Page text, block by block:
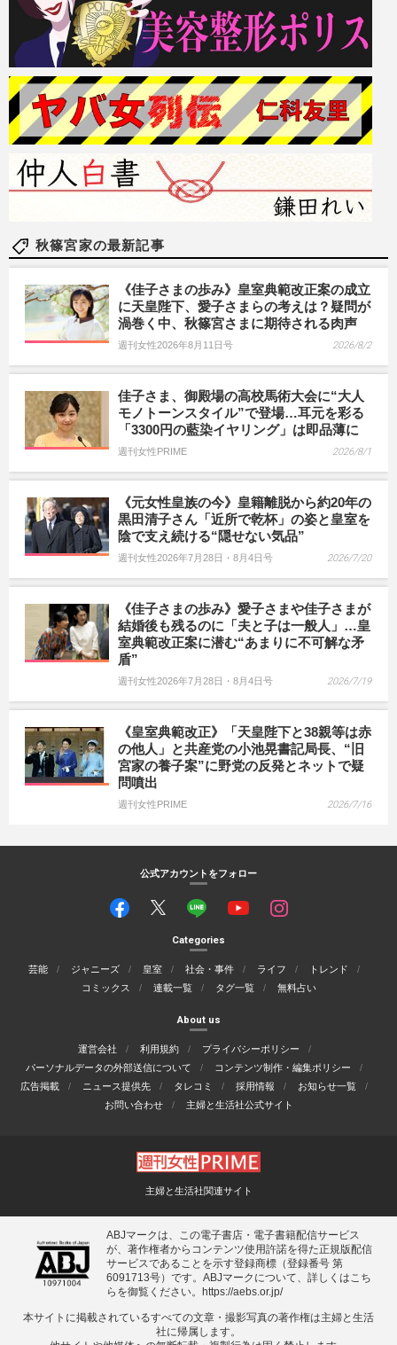
秋篠宮家の最新記事
《佳子さまの歩み》皇室典範改正案の成立
に天皇陛下、愛子さまらの考えは？疑問が
渦巻く中、秋篠宮さまに期待される肉声
週刊女性2026年8月11日号 2026/8/2
佳子さま、御殿場の高校馬術大会に“大人
モノトーンスタイル”で登場…耳元を彩る
「3300円の藍染イヤリング」は即品薄に
週刊女性PRIME 2026/8/1
《元女性皇族の今》皇籍離脱から約20年の
黒田清子さん「近所で乾杯」の姿と皇室を
陰で支え続ける“隠せない気品”
週刊女性2026年7月28日・8月4日号 2026/7/20
《佳子さまの歩み》愛子さまや佳子さまが
結婚後も残るのに「夫と子は一般人」…皇
室典範改正案に潜む“あまりに不可解な矛
盾”
週刊女性2026年7月28日・8月4日号 2026/7/19
《皇室典範改正》「天皇陛下と38親等は赤
の他人」と共産党の小池晃書記局長、“旧
宮家の養子案”に野党の反発とネットで疑
問噴出
週刊女性PRIME 2026/7/16
公式アカウントをフォロー
Categories
芸能 ジャニーズ 皇室 社会・事件 ライフ
トレンド
コミックス
連載一覧 タグ一覧 無料占い
About us
運営会社 利用規約
プライバシーポリシー
パーソナルデータの外部送信について
コンテンツ制作・編集ポリシー
広告掲載
ニュース提供先 タレコミ 採用情報
お知らせ一覧
お問い合わせ
主婦と生活社公式サイト
主婦と生活社関連サイト
ABJマークは、この電子書店・電子書籍配信サービス
が、著作権者からコンテンツ使用許諾を得た正規版配信
サービスであることを示す登録商標（登録番号 第
6091713号）です。ABJマークについて、詳しくはこち
らを御覧ください。
https://aebs.or.jp/
本サイトに掲載されているすべての⽂章・撮影写真の著作権は主婦と⽣活
社に帰属します。